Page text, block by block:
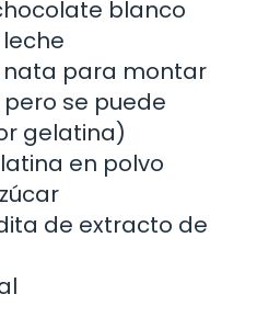
blanco
nata para montar
se puede
gelatina)
en polvo
de extracto de